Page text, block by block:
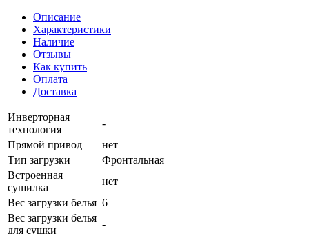
Описание
Характеристики
Наличие
Отзывы
Как купить
Оплата
Доставка
Инверторная
технология
-
Прямой привод
нет
Тип загрузки
Фронтальная
Встроенная
сушилка
нет
Вес загрузки белья 6
Вес загрузки белья
для сушки
-